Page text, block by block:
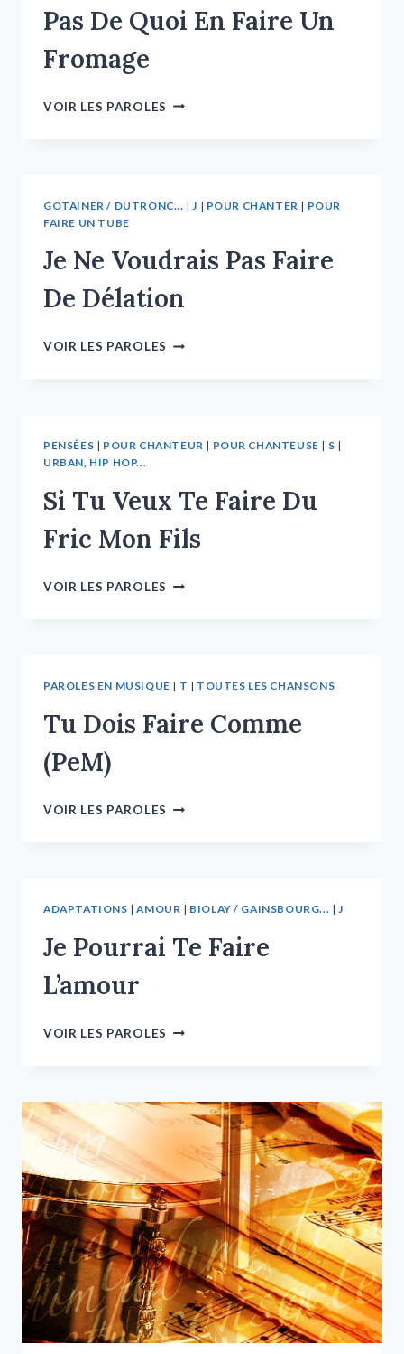
Pas De Quoi En Faire Un
Fromage
VOIR LES PAROLES
GOTAINER / DUTRONC... | J | POUR CHANTER | POUR
FAIRE UN TUBE
Je Ne Voudrais Pas Faire
De Délation
VOIR LES PAROLES
PENSÉES | POUR CHANTEUR | POUR CHANTEUSE | S |
URBAN, HIP HOP...
Si Tu Veux Te Faire Du
Fric Mon Fils
VOIR LES PAROLES
PAROLES EN MUSIQUE | T | TOUTES LES CHANSONS
Tu Dois Faire Comme
(PeM)
VOIR LES PAROLES
ADAPTATIONS |AMOUR | BIOLAY / GAINSBOURG... |J
Je Pourrai Te Faire
L’amour
VOIR LES PAROLES